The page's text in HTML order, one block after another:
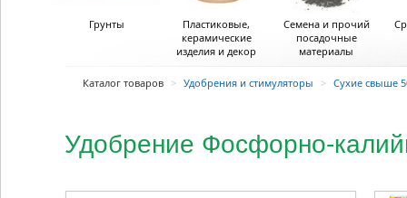
Грунты
Пластиковые,
керамические
изделия и декор
Семена и прочий
посадочные
материалы
Каталог товаров > Удобрения и стимуляторы > Сухие свыше
Удобрение Фосфорно-